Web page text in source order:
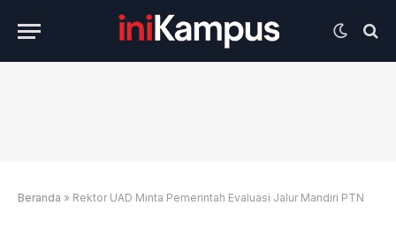
Beranda » Rektor UAD Minta Pemerintah Evaluasi Jalur Mandiri PTN